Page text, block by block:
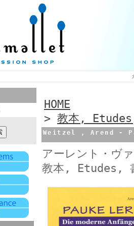
HOME
> 教本,
Weitzel , Arend -
アーレント・ヴ
教本, Etudes,